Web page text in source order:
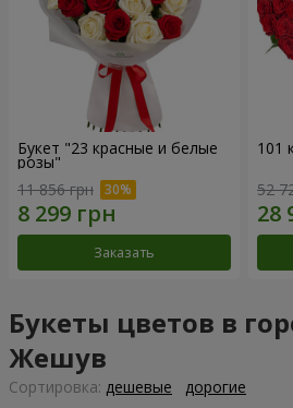
Букет "23 красные и белые
розы"
11 856 грн
Заказать
101
52
Букеты цветов в
Жешув
Cортировка: дешевые дорогие